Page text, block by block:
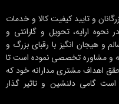
و تایید کیفیت کالا و خدمات
نحوه ارایه، تحویل و گارانتی و
و هیجان انگیز با رقبای بزرگ و
و مشاوره تخصصی نموده است تا
اهداف مشتری مدارانه خود که
گامی دلنشین و تاثیر گذار